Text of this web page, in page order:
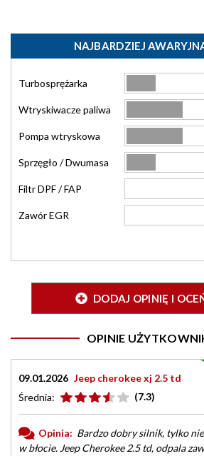
NAJBARDZIEJ
Turbosprężarka
Wtryskiwacze paliwa
Pompa wtryskowa
Sprzęgło / Dwumasa
Filtr DPF / FAP
Zawór EGR
DODAJ OPINIĘ I
OPINIE
09.01.2026 Jeep cherokee xj 2.5 td
Średnia:
(7.3)
Opinia: Bardzo dobry silnik, tylko
w błocie. Jeep Cherokee 2.5 td, odpala